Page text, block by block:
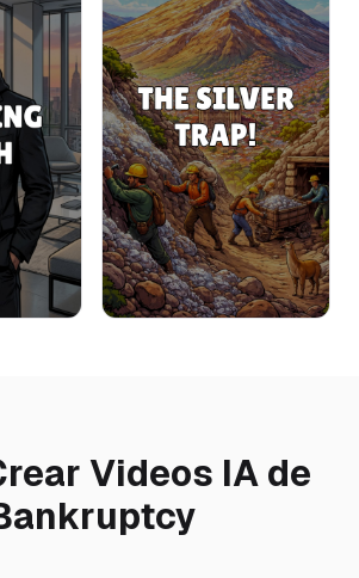
Videos IA de